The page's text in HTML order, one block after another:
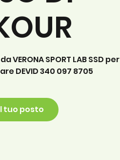
SPORT LAB SSD per
DEVID 340 097 8705
tuo posto